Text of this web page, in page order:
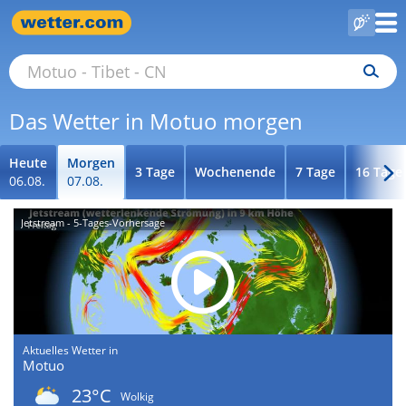
Das Wetter in Motuo morgen
Heute
06.08.
Morgen
07.08.
3 Tage Wochenende 7 Tage 16 Tage
Jetstream - 5-Tages-Vorhersage
Aktuelles Wetter in
Motuo
23°C
Wolkig